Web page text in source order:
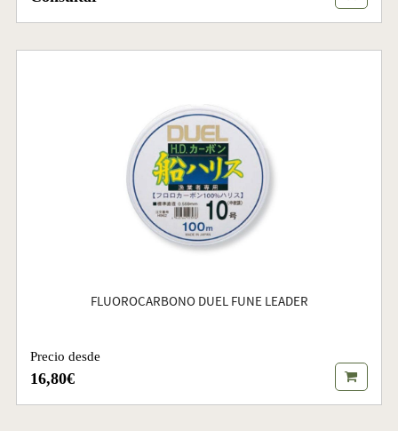
FLUOROCARBONO DUEL FUNE LEADER
Precio desde
16,80€